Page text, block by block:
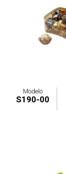
Modelo
S190-00